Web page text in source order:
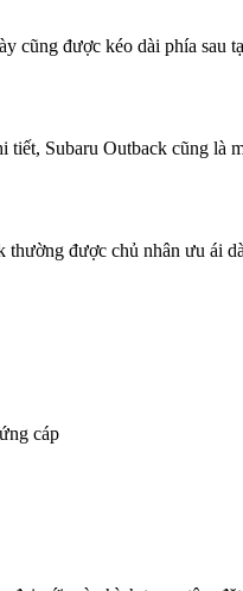
cũng được kéo dài phía sau
tiết, Subaru Outback cũng là
thường được chủ nhân ưu ái
cáp